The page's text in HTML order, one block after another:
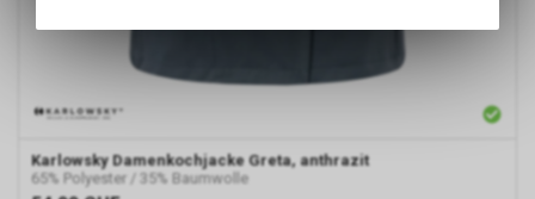
Karlowsky Damenkochjacke Greta, anthrazit
65% Polyester / 35% Baumwolle
ermöglichen. Bitte beachten Sie,
dass die gespeicherten Daten
zulassen.
Diese Website benutzt Google
Analytics, einen